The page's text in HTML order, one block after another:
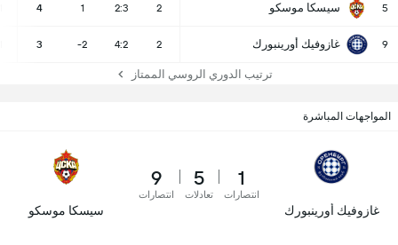
5 سيسكا موسكو 2
2:3
1
4
9 غازوفيك أورينبورك 2
4:2
-2
3
ترتيب الدوري الروسي الممتاز
المواجهات المباشرة
غازوفيك أورينبورك
1
انتصارات
5
تعادلات
9
انتصارات
سيسكا موسكو